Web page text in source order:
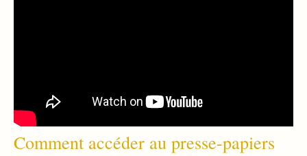
Comment accéder au presse-papiers